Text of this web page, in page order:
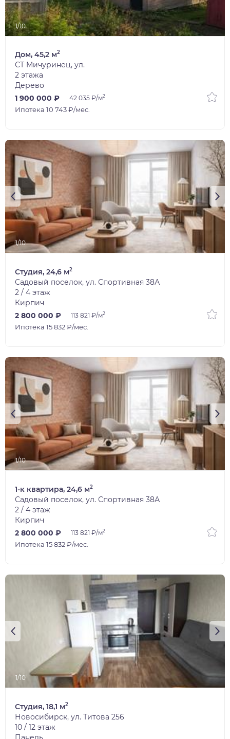
1/10
Дом, 45,2 м2
СТ Мичуринец, ул.
2 этажа
Дерево
1 900 000 ₽
42 035 ₽/м2
Ипотека 10 743 ₽/мес.
1/10
Студия, 24,6 м2
Садовый поселок, ул. Спортивная 38А
2 / 4 этаж
Кирпич
2 800 000 ₽
113 821 ₽/м2
Ипотека 15 832 ₽/мес.
1/10
1-к квартира, 24,6 м2
Садовый поселок, ул. Спортивная 38А
2 / 4 этаж
Кирпич
2 800 000 ₽
113 821 ₽/м2
Ипотека 15 832 ₽/мес.
1/10
Студия, 18,1 м2
Новосибирск, ул. Титова 256
10 / 12 этаж